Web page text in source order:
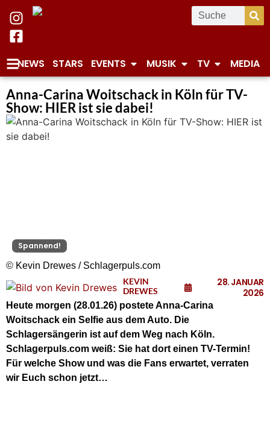
NEWS STARS EVENTS MUSIK TV MEDIA
Anna-Carina Woitschack in Köln für TV-
Show: HIER ist sie dabei!
Spannend!
© Kevin Drewes / Schlagerpuls.com
KEVIN
DREWES
28. JANUAR
2026
Heute morgen (28.01.26) postete Anna-Carina
Woitschack ein Selfie aus dem Auto. Die
Schlagersängerin ist auf dem Weg nach Köln.
Schlagerpuls.com weiß: Sie hat dort einen TV-Termin!
Für welche Show und was die Fans erwartet, verraten
wir Euch schon jetzt…